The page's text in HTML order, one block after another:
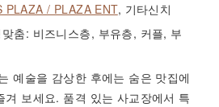
PLAZA / PLAZA ENT, 기타신치
춤: 비즈니스층, 부유층, 커플, 부
예술을 감상한 후에는 숨은 맛집에
겨 보세요. 품격 있는 사교장에서 특